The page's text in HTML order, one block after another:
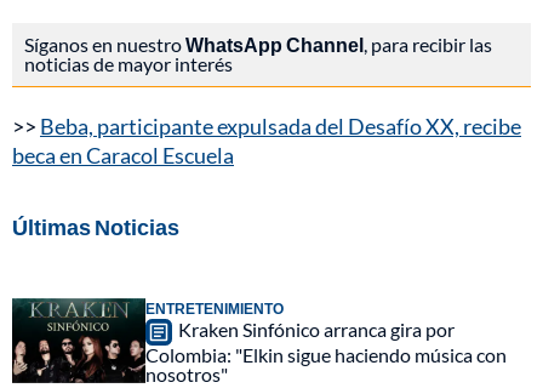
Síganos en nuestroWhatsApp Channel, para recibir las
noticias de mayor interés
>> Beba, participante expulsada del Desafío XX, recibe
beca en Caracol Escuela
Últimas Noticias
ENTRETENIMIENTO
Kraken Sinfónico arranca gira por
Colombia: "Elkin sigue haciendo música con
nosotros"